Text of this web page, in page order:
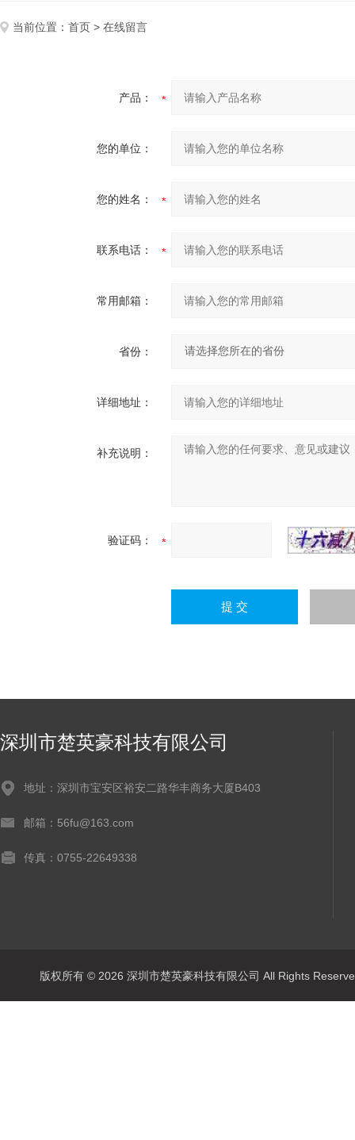
当前位置： 首页 > 在线留言
产品：
您的单位：
您的姓名：
联系电话：
常用邮箱：
省份：
详细地址：
补充说明：
验证码：
深圳市楚英豪科技有限公司
地址：深圳市宝安区裕安二路华丰商务大厦B403
邮箱：56fu@163.com
传真：0755-22649338
版权所有 © 2026 深圳市楚英豪科技有限公司 All Rights